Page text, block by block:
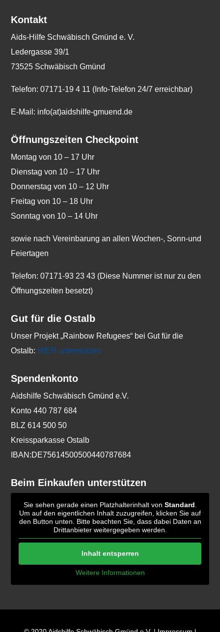
Kontakt
Aids-Hilfe Schwäbisch Gmünd e. V.
Ledergasse 39/1
73525 Schwäbisch Gmünd
Telefon: 07171-19 4 11 (Info-Telefon 24/7 erreichbar)
E-Mail: info(at)aidshilfe-gmuend.de
Öffnungszeiten Checkpoint
Montag von 10 – 17 Uhr
Dienstag von 10 – 17 Uhr
Donnerstag von 10 – 12 Uhr
Freitag von 10 – 18 Uhr
Sonntag von 10 – 14 Uhr
sowie nach Vereinbarung an allen Wochen-, Sonn-und
Feiertagen
Telefon: 07171-93 23 43 (Diese Nummer ist nur zu den
Öffnungszeiten besetzt)
Gut für die Ostalb
Unser Projekt „Rainbow Refugees“ bei Gut für die
Ostalb: HIER unterstützen
Spendenkonto
Aidshilfe Schwäbisch Gmünd e.V.
Konto 440 787 684
BLZ 614 500 50
Kreissparkasse Ostalb
IBAN:DE75614500500440787684
Beim Einkaufen unterstützen
Sie sehen gerade einen Platzhalterinhalt von Standard.
Um auf den eigentlichen Inhalt zuzugreifen, klicken Sie auf
den Button unten. Bitte beachten Sie, dass dabei Daten an
Drittanbieter weitergegeben werden.
Inhalt entsperren
Weitere Informationen